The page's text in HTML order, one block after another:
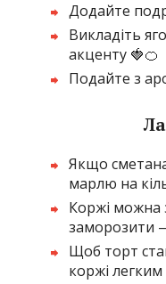
Додайте
Викладіть
акценту 🍓🍊
Подайте з
Якщо сметана
марлю на
Коржі можна
заморозити
Щоб торт
коржі